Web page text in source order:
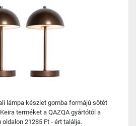
lámpa készlet gomba formájú sötét
terméket a QAZQA gyártótól a
oldalon 21285 Ft - ért találja.